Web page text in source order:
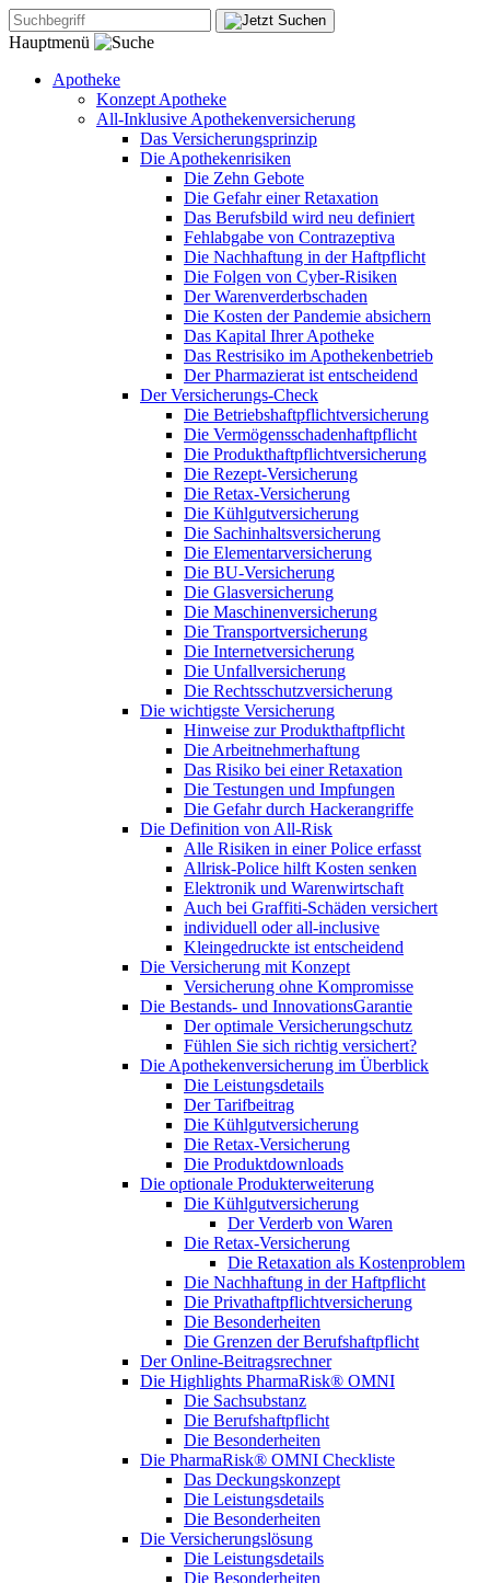
Hauptmenü
Apotheke
Konzept Apotheke
All-Inklusive Apothekenversicherung
Das Versicherungsprinzip
Die Apothekenrisiken
Die Zehn Gebote
Die Gefahr einer Retaxation
Das Berufsbild wird neu definiert
Fehlabgabe von Contrazeptiva
Die Nachhaftung in der Haftpflicht
Die Folgen von Cyber-Risiken
Der Warenverderbschaden
Die Kosten der Pandemie absichern
Das Kapital Ihrer Apotheke
Das Restrisiko im Apothekenbetrieb
Der Pharmazierat ist entscheidend
Der Versicherungs-Check
Die Betriebshaftpflichtversicherung
Die Vermögensschadenhaftpflicht
Die Produkthaftpflichtversicherung
Die Rezept-Versicherung
Die Retax-Versicherung
Die Kühlgutversicherung
Die Sachinhaltsversicherung
Die Elementarversicherung
Die BU-Versicherung
Die Glasversicherung
Die Maschinenversicherung
Die Transportversicherung
Die Internetversicherung
Die Unfallversicherung
Die Rechtsschutzversicherung
Die wichtigste Versicherung
Hinweise zur Produkthaftpflicht
Die Arbeitnehmerhaftung
Das Risiko bei einer Retaxation
Die Testungen und Impfungen
Die Gefahr durch Hackerangriffe
Die Definition von All-Risk
Alle Risiken in einer Police erfasst
Allrisk-Police hilft Kosten senken
Elektronik und Warenwirtschaft
Auch bei Graffiti-Schäden versichert
individuell oder all-inclusive
Kleingedruckte ist entscheidend
Die Versicherung mit Konzept
Versicherung ohne Kompromisse
Die Bestands- und InnovationsGarantie
Der optimale Versicherungschutz
Fühlen Sie sich richtig versichert?
Die Apothekenversicherung im Überblick
Die Leistungsdetails
Der Tarifbeitrag
Die Kühlgutversicherung
Die Retax-Versicherung
Die Produktdownloads
Die optionale Produkterweiterung
Die Kühlgutversicherung
Der Verderb von Waren
Die Retax-Versicherung
Die Retaxation als Kostenproblem
Die Nachhaftung in der Haftpflicht
Die Privathaftpflichtversicherung
Die Besonderheiten
Die Grenzen der Berufshaftpflicht
Der Online-Beitragsrechner
Die Highlights PharmaRisk® OMNI
Die Sachsubstanz
Die Berufshaftpflicht
Die Besonderheiten
Die PharmaRisk® OMNI Checkliste
Das Deckungskonzept
Die Leistungsdetails
Die Besonderheiten
Die Versicherungslösung
Die Leistungsdetails
Die Besonderheiten